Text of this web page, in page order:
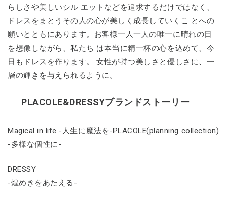
らしさや美しいシル エットなどを追求するだけではなく、
ドレスをまとうその人の心が美しく成長していくこ とへの
願いとともにあります。お客様一人一人の唯一に晴れの日
を想像しながら、私たち は本当に精一杯の心を込めて、今
日もドレスを作ります。 女性が持つ美しさと優しさに、一
層の輝きを与えられるように。
PLACOLE&DRESSYブランドストーリー
Magical in life -人生に魔法を-PLACOLE(planning collection)
-多様な個性に-
DRESSY
-煌めきをあたえる-